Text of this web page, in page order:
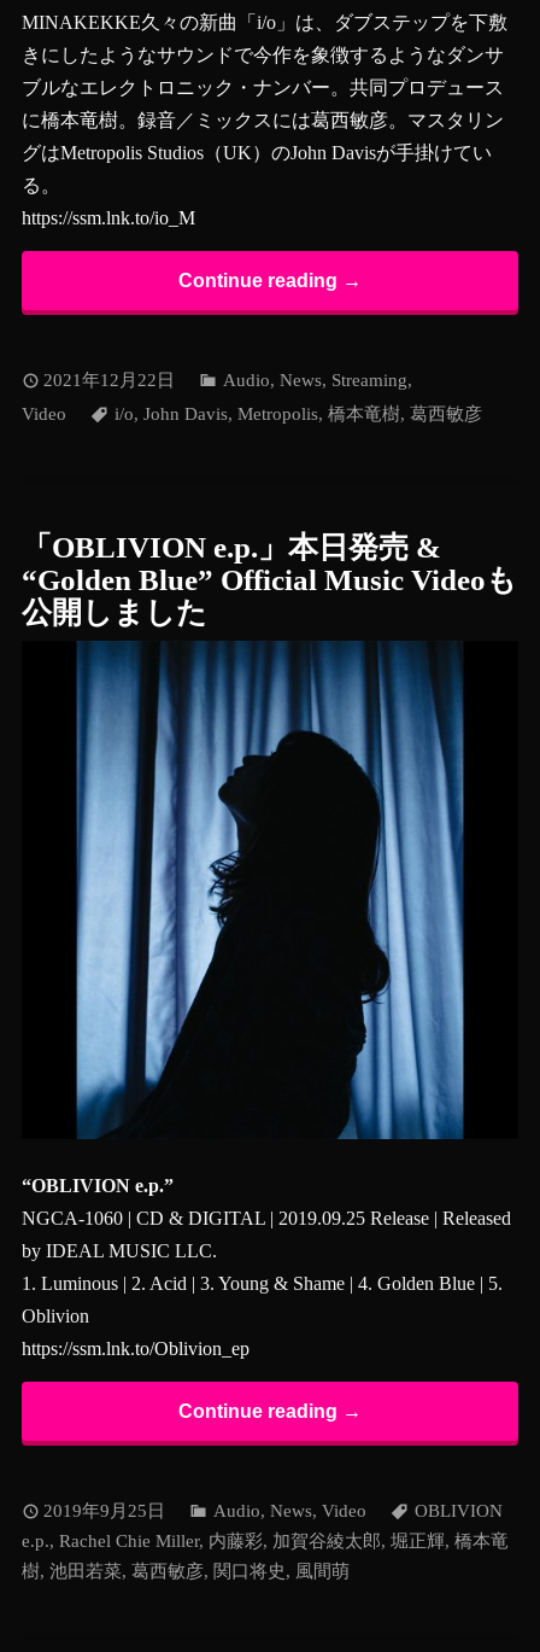
MINAKEKKE久々の新曲「i/o」は、ダブステップを下敷
きにしたようなサウンドで今作を象徴するようなダンサ
ブルなエレクトロニック・ナンバー。共同プロデュース
に橋本竜樹。録音／ミックスには葛西敏彦。マスタリン
グはMetropolis Studios（UK）のJohn Davisが手掛けてい
る。
https://ssm.lnk.to/io_M
Continue reading →
2021年12月22日 Audio, News, Streaming,
Video
i/o, John Davis, Metropolis, 橋本竜樹, 葛西敏彦
「OBLIVION e.p.」本日発売 &
“Golden Blue” Official Music Videoも
公開しました
“OBLIVION e.p.”
NGCA-1060 | CD & DIGITAL | 2019.09.25 Release | Released
by IDEAL MUSIC LLC.
1. Luminous | 2. Acid | 3. Young & Shame | 4. Golden Blue | 5.
Oblivion
https://ssm.lnk.to/Oblivion_ep
Continue reading →
2019年9月25日 Audio, News, Video
OBLIVION
e.p., Rachel Chie Miller, 内藤彩, 加賀谷綾太郎, 堀正輝, 橋本竜
樹, 池田若菜, 葛西敏彦, 関口将史, 風間萌